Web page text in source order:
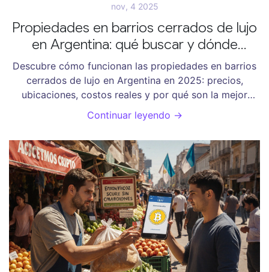
nov, 4 2025
Propiedades en barrios cerrados de lujo
en Argentina: qué buscar y dónde
encontrarlas en 2025
Descubre cómo funcionan las propiedades en barrios
cerrados de lujo en Argentina en 2025: precios,
ubicaciones, costos reales y por qué son la mejor
inversión para quienes buscan seguridad y valor
duradero.
Continuar leyendo →